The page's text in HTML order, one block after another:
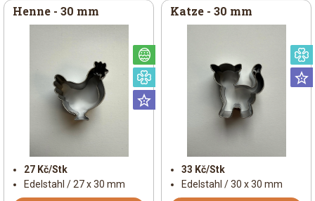
Henne - 30 mm
27 Kč/Stk
Edelstahl / 27 x 30 mm
Katze - 30 mm
33 Kč/Stk
Edelstahl / 30 x 30 mm